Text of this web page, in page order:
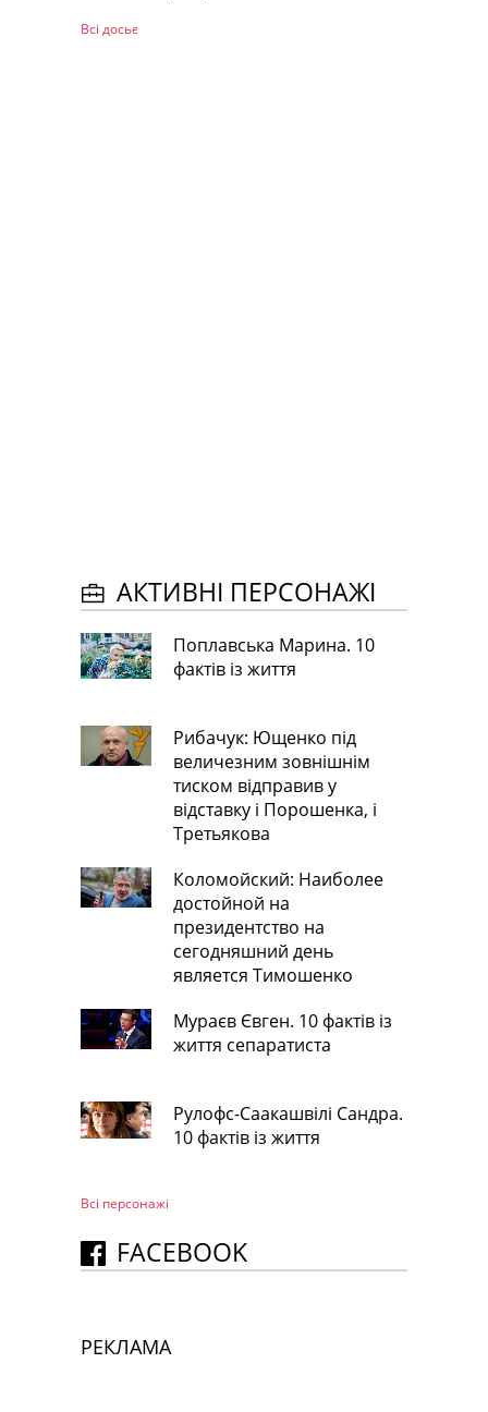
Всі досьє
АКТИВНІ ПЕРСОНАЖІ
Поплавська Марина. 10
фактів із життя
Рибачук: Ющенко під
величезним зовнішнім
тиском відправив у
відставку і Порошенка, і
Третьякова
Коломойский: Наиболее
достойной на
президентство на
сегодняшний день
является Тимошенко
Мураєв Євген. 10 фактів із
життя сепаратиста
Рулофс-Саакашвілі Сандра.
10 фактів із життя
Всі персонажi
FACEBOOK
РЕКЛАМА